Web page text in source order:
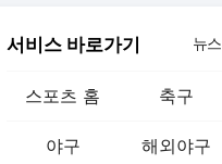
서비스 바로가기 뉴스
스포츠 홈 축구
야구 해외야구